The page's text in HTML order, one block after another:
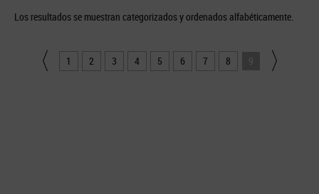
Los resultados se muestran categorizados y ordenados alfabéticamente.
1 2 3 4 5 6 7 8 9